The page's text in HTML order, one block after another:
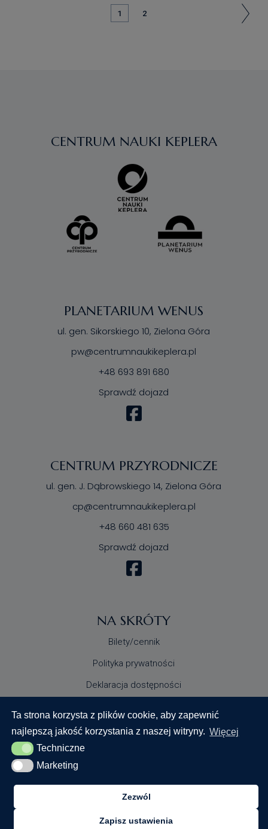
NAWIGACJA
1 2
CENTRUM NAUKI KEPLERA
PLANETARIUM WENUS
ul. gen. Sikorskiego 10, Zielona Góra
pw@centrumnaukikeplera.pl
+48 693 891 680
Sprawdź dojazd
CENTRUM PRZYRODNICZE
ul. gen. J. Dąbrowskiego 14, Zielona Góra
cp@centrumnaukikeplera.pl
+48 660 481 635
Sprawdź dojazd
NA SKRÓTY
Bilety/cennik
Polityka prywatności
Deklaracja dostępności
© 2024 Centrum Nauki Keplera. Wszystkie prawa
Ta strona korzysta z plików cookie, aby zapewnić
najlepszą jakość korzystania z naszej witryny. Więcej
TechniczneTechniczne
MarketingMarketing
Zapisz ustawienia
Zezwól